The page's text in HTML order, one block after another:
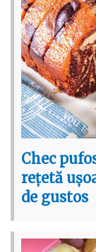
Chec
rețetă
de gustos